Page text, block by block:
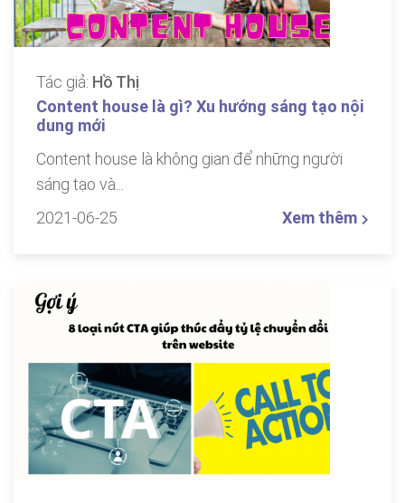
Tác giả: Hồ Thị
Content house là gì? Xu hướng sáng tạo nội
dung mới
Content house là không gian để những người
sáng tạo và...
2021-06-25
Xem thêm